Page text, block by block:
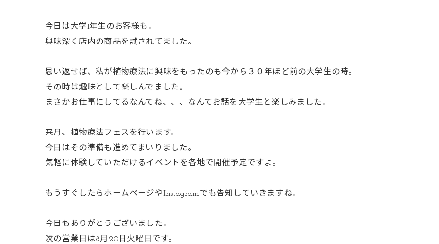
今日は大学1年生のお客様も。
興味深く店内の商品を試されてました。
思い返せば、私が植物療法に興味をもったのも今から３０年ほど前の大学生の時。
その時は趣味として楽しんでました。
まさかお仕事にしてるなんてね、、、なんてお話を大学生と楽しみました。
来月、植物療法フェスを行います。
今日はその準備も進めてまいりました。
気軽に体験していただけるイベントを各地で開催予定ですよ。
もうすぐしたらホームページやInstagramでも告知していきますね。
今日もありがとうございました。
次の営業日は8月20日火曜日です。